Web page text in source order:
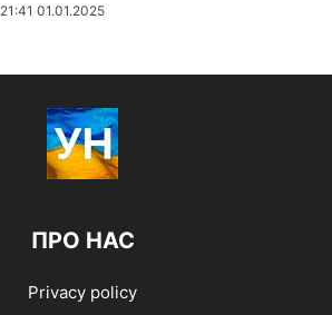
21:41 01.01.2025
ПРО НАС
Privacy policy